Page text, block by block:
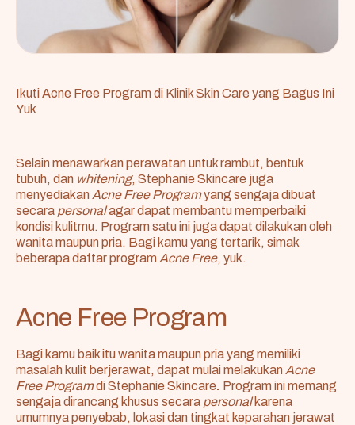
Ikuti Acne Free Program di Klinik Skin Care yang Bagus Ini
Yuk
Selain menawarkan perawatan untuk rambut, bentuk
tubuh, dan whitening, Stephanie Skincare juga
menyediakan Acne Free Programyang sengaja dibuat
secara personalagar dapat membantu memperbaiki
kondisi kulitmu. Program satu ini juga dapat dilakukan oleh
wanita maupun pria. Bagi kamu yang tertarik, simak
beberapa daftar program Acne Free, yuk.
Acne Free Program
Bagi kamu baik itu wanita maupun pria yang memiliki
masalah kulit berjerawat, dapat mulai melakukan Acne
Free Programdi Stephanie Skincare. Program ini memang
sengaja dirancang khusus secara personalkarena
umumnya penyebab, lokasi dan tingkat keparahan jerawat